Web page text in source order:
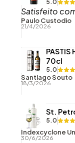
5.0
Satisfeito
Paulo Custodio
21/4/2026
70cl
5.0
Santiago Souto
18/3/2026
St.
5.0
Indexcyclone
30/6/2026